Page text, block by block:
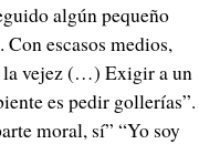
algún pequeño
escasos medios,
la vejez (…) Exigir a un
es pedir gollerías”.
moral, sí” “Yo soy